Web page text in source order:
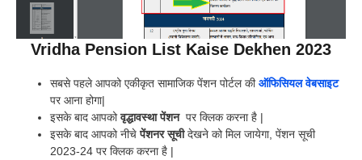
Vridha Pension List Kaise Dekhen 2023
सबसे पहले आपको एकीकृत सामाजिक पेंशन पोर्टल कीऑफिसियल वेबसाइट
पर आना होगा|
इसके बाद आपकोवृद्धावस्था पेंशन पर क्लिक करना है |
इसके बाद आपको नीचेपेंशनर सूचीदेखने को मिल जायेगा, पेंशन सूची
2023-24 पर क्लिक करना है |